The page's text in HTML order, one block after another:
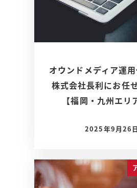
オウンドメディア運用
株式会社長利にお任
【福岡・九州エリ
2025年9月26日